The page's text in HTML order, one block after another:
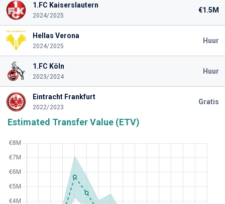
1.FC Kaiserslautern
2024/2025
€1.5M
Hellas Verona
2024/2025
Huur
1.FC Köln
2023/2024
Huur
Eintracht Frankfurt
2022/2023
Gratis
Estimated Transfer Value (ETV)